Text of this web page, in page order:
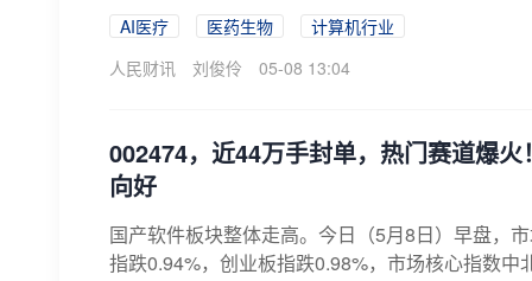
AI医疗 医药生物
计算机行业
人民财讯
刘俊伶 05-08 13:04
002474，近44万手封单，热门赛道爆
向好
国产软件板块整体走高。今日（5月8日）早盘，
指跌0.94%，创业板指跌0.98%，市场核心指数中